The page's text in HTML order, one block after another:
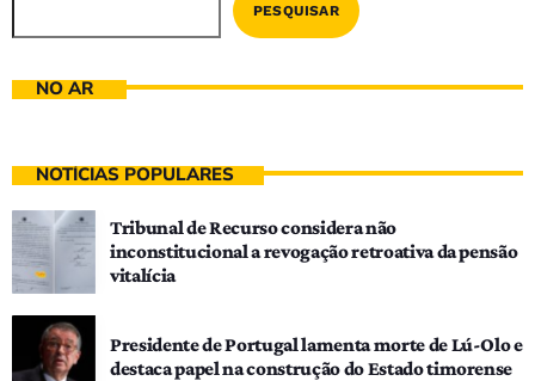
PESQUISAR
NO AR
NOTÍCIAS POPULARES
Tribunal de Recurso considera não
inconstitucional a revogação retroativa da pensão
vitalícia
Presidente de Portugal lamenta morte de Lú-Olo e
destaca papel na construção do Estado timorense